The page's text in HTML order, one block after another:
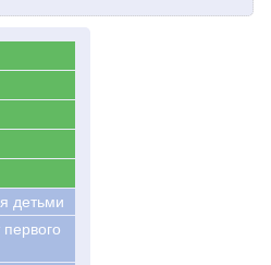
детьми